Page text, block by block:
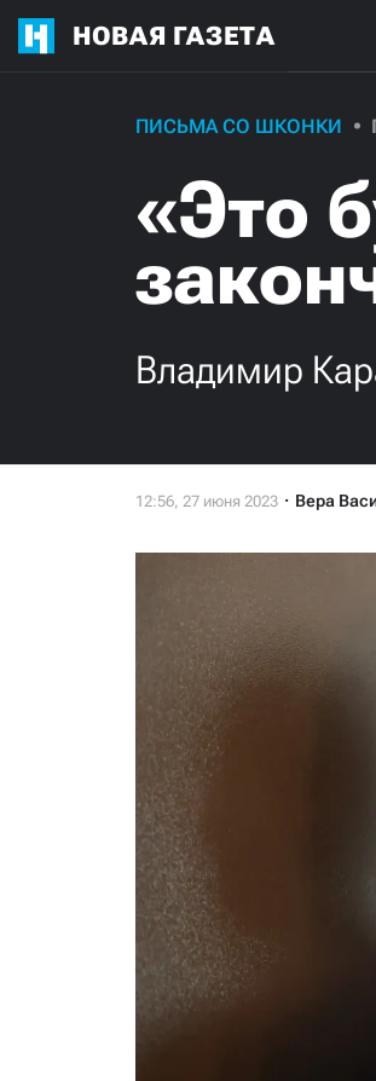
НОВАЯ ГАЗЕТА
ПИСЬМА СО ШКОНКИ
«Это
Владимир
Вера